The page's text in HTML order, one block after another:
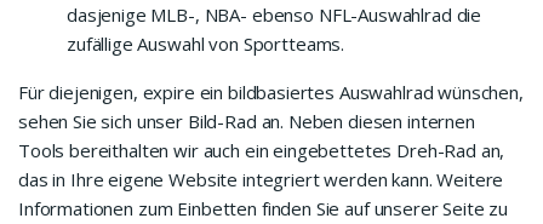
dasjenige MLB-, NBA- ebenso NFL-Auswahlrad die
zufällige Auswahl von Sportteams.
Für diejenigen, expire ein bildbasiertes Auswahlrad wünschen,
sehen Sie sich unser Bild-Rad an. Neben diesen internen
Tools bereithalten wir auch ein eingebettetes Dreh-Rad an,
das in Ihre eigene Website integriert werden kann. Weitere
Informationen zum Einbetten finden Sie auf unserer Seite zu